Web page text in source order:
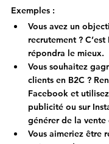
Exemples :
Vous avez un
recrutement ?
répondra le mieux.
Vous souhaitez
clients en B2C ?
Facebook et
publicité ou sur
générer de la vente
Vous aimeriez être